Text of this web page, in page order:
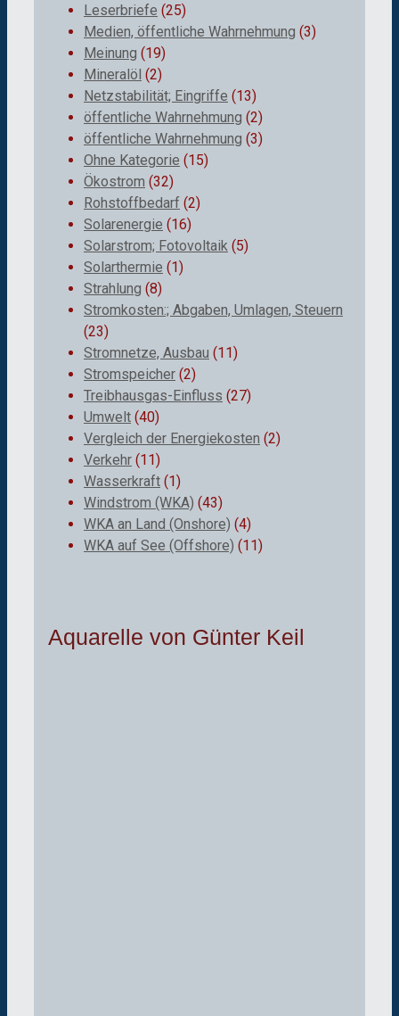
Leserbriefe (25)
Medien, öffentliche Wahrnehmung (3)
Meinung (19)
Mineralöl (2)
Netzstabilität; Eingriffe (13)
öffentliche Wahrnehmung (2)
öffentliche Wahrnehmung (3)
Ohne Kategorie (15)
Ökostrom (32)
Rohstoffbedarf (2)
Solarenergie (16)
Solarstrom; Fotovoltaik (5)
Solarthermie (1)
Strahlung (8)
Stromkosten:; Abgaben, Umlagen, Steuern
(23)
Stromnetze, Ausbau (11)
Stromspeicher (2)
Treibhausgas-Einfluss (27)
Umwelt (40)
Vergleich der Energiekosten (2)
Verkehr (11)
Wasserkraft (1)
Windstrom (WKA) (43)
WKA an Land (Onshore) (4)
WKA auf See (Offshore) (11)
Aquarelle von Günter Keil